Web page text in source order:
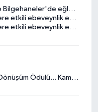
eğlenceli yaz
ebeveynlik eğitimi
ebeveynlik eğitimi
Kamu kategorisinde zirvede